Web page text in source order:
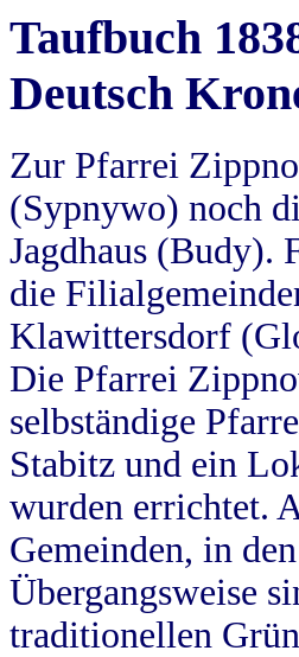
Taufbuch
Deutsch
Zur Pfarrei
(Sypnywo) noch
Jagdhaus (Budy).
die
Klawittersdorf
Die Pfarrei
selbständige
Stabitz und ein
wurden errichtet.
Gemeinden, in
Übergangsweise
traditionellen